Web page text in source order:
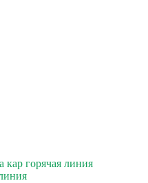
кар горячая линия